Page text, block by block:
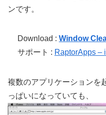
ンです。
Download : Window
サポート : RaptorApps –
複数のアプリケーションを
っぱいになっていても、